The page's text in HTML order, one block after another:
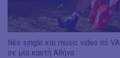
Νέο single και music video πό
σε μία καυτή Αθήνα